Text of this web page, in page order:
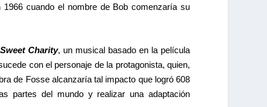
cuando el nombre de Bob comenzaría su
Sweet Charity, un musical basado en la película
con el personaje de la protagonista, quien,
de Fosse alcanzaría tal impacto que logró 608
partes del mundo y realizar una adaptación